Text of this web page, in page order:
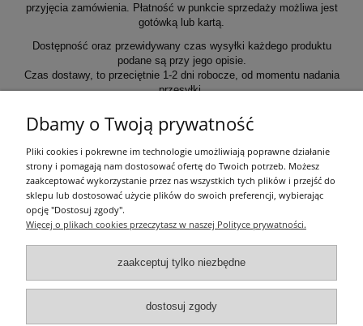
przyjęcia zamówienia. Płatność w punkcie sprzedaży możliwa jest
gotówką lub kartą.
Dostępność oraz przewidywany czas wysyłki każdego produktu
podane są przy jego opisie.
Czas dostawy, to przeciętnie 1-2 dni robocze, od momentu nadania
przesyłki.
Informacje ogólne
Zakupy
Moje konto
Pozostałe
Łatwy dojazd z Sopotu, Gdańska i Gdyni - przekonaj się i kup również na
Dbamy o Twoją prywatność
Pliki cookies i pokrewne im technologie umożliwiają poprawne działanie
strony i pomagają nam dostosować ofertę do Twoich potrzeb. Możesz
zaakceptować wykorzystanie przez nas wszystkich tych plików i przejść do
sklepu lub dostosować użycie plików do swoich preferencji, wybierając
opcję "Dostosuj zgody".
Więcej o plikach cookies przeczytasz w naszej Polityce prywatności.
zaakceptuj tylko niezbędne
dostosuj zgody